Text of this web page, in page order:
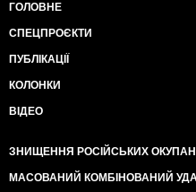
ГОЛОВНЕ
СПЕЦПРОЄКТИ
ПУБЛІКАЦІЇ
КОЛОНКИ
ВІДЕО
ЗНИЩЕННЯ РОСІЙСЬКИХ
МАСОВАНИЙ КОМБІНОВАНИЙ